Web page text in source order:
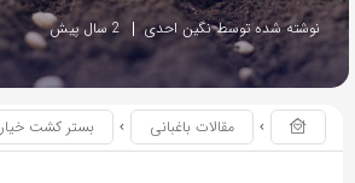
نوشته شده توسط نگین احدی 2 سال پیش
مقالات باغبانی بستر کشت خیار